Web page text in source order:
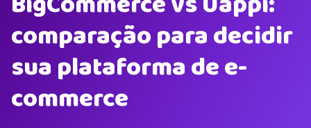
comparação para decidir
sua plataforma de e-
commerce